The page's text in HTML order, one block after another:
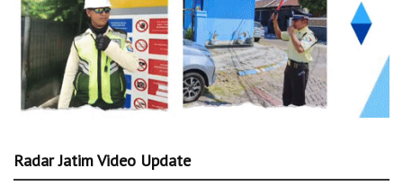
Radar Jatim Video Update